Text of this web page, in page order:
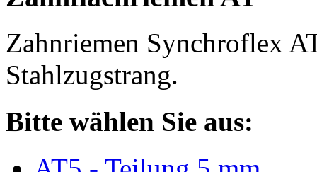
Zahnriemen Synchroflex
Stahlzugstrang.
Bitte wählen Sie aus: